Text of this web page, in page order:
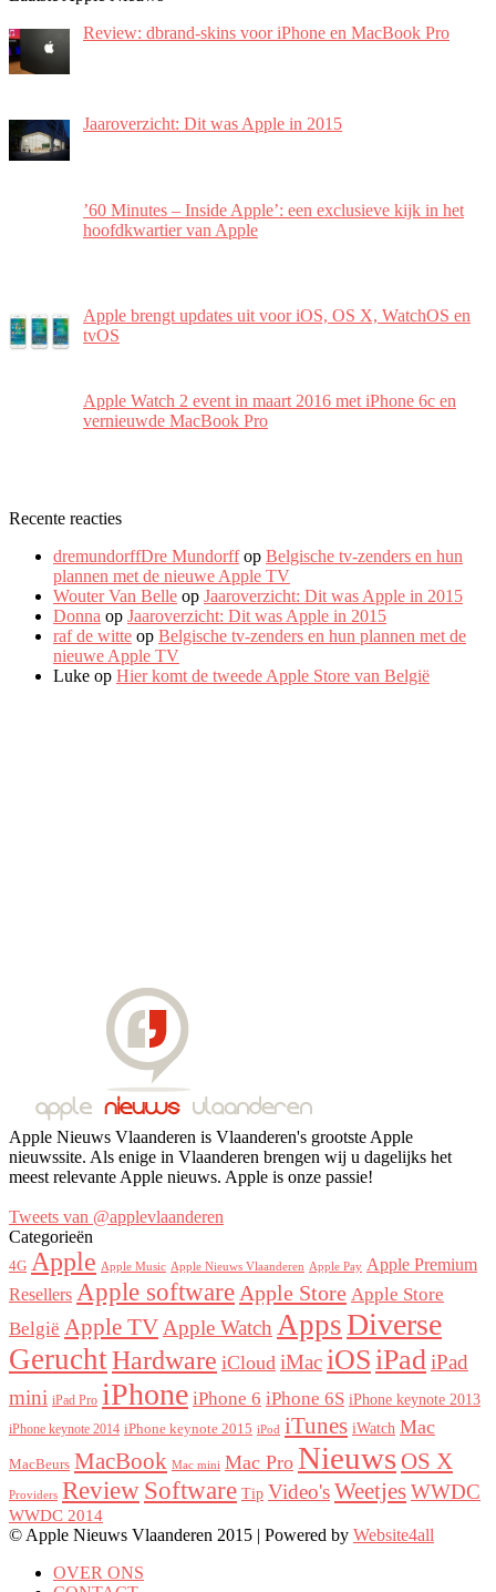
Review: dbrand-skins voor iPhone en MacBook Pro
Jaaroverzicht: Dit was Apple in 2015
’60 Minutes – Inside Apple’: een exclusieve kijk in het
hoofdkwartier van Apple
Apple brengt updates uit voor iOS, OS X, WatchOS en
tvOS
Apple Watch 2 event in maart 2016 met iPhone 6c en
vernieuwde MacBook Pro
Recente reacties
dremundorffDre Mundorffop Belgische tv-zenders en hun
plannen met de nieuwe Apple TV
Wouter Van Belle op Jaaroverzicht: Dit was Apple in 2015
Donna op Jaaroverzicht: Dit was Apple in 2015
raf de witte op Belgische tv-zenders en hun plannen met de
nieuwe Apple TV
Luke op Hier komt de tweede Apple Store van België
Apple Nieuws Vlaanderen is Vlaanderen's grootste Apple
nieuwssite. Als enige in Vlaanderen brengen wij u dagelijks het
meest relevante Apple nieuws. Apple is onze passie!
Tweets van @applevlaanderen
Categorieën
4G Apple Apple Music Apple Nieuws Vlaanderen Apple Pay Apple Premium
Resellers Apple software Apple Store Apple Store
België Apple TV Apple Watch Apps Diverse
GeruchtHardware iCloud iMac iOS iPad iPad
mini iPad Pro iPhone iPhone 6 iPhone 6S iPhone keynote 2013
iPhone keynote 2014 iPhone keynote 2015 iPod iTunes iWatch Mac
MacBeurs MacBook Mac mini Mac Pro Nieuws OS X
Providers Review Software Tip Video'sWeetjesWWDC
WWDC 2014
© Apple Nieuws Vlaanderen 2015 | Powered by Website4all
OVER ONS